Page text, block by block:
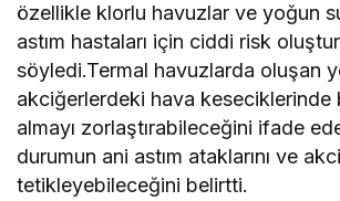
özellikle klorlu havuzlar ve yoğun su
astım hastaları için ciddi risk
söyledi.Termal havuzlarda oluşan
akciğerlerdeki hava keseciklerinde
almayı zorlaştırabileceğini ifade
durumun ani astım ataklarını ve
tetikleyebileceğini belirtti.